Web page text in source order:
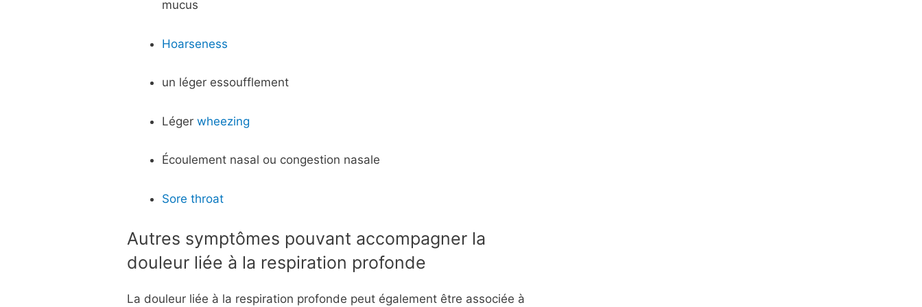
mucus
Hoarseness
un léger essoufflement
Légerwheezing
Écoulement nasal ou congestion nasale
Sore throat
Autres symptômes pouvant accompagner la
douleur liée à la respiration profonde
La douleur liée à la respiration profonde peut également être associée à